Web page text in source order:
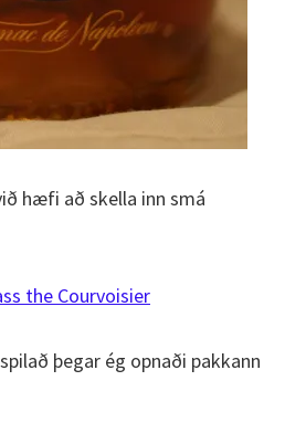
hæfi að skella inn smá
the Courvoisier
þegar ég opnaði pakkann